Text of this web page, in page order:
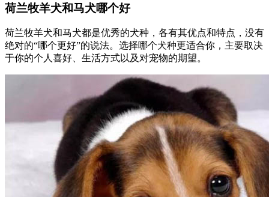
荷兰牧羊犬和马犬哪个好
荷兰牧羊犬和马犬都是优秀的犬种，各有其优点和特点，没有
绝对的“哪个更好”的说法。选择哪个犬种更适合你，主要取决
于你的个人喜好、生活方式以及对宠物的期望。